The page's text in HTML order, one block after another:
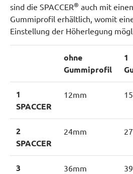
sind die SPACCER® auch mit
Gummiprofil erhältlich, womit
Einstellung der Höherlegung
ohne
Gummiprofil
1
1
SPACCER
12mm
2
SPACCER
24mm
3
36mm